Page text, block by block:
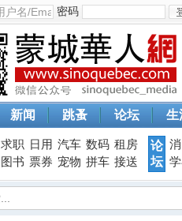
密码
新闻 跳蚤 论坛 生
求职 日用 汽车 数码 租房
图书 票券 宠物 拼车 接送
论
坛